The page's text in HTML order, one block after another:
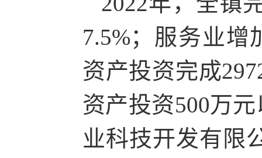
7.5%；服务业增
资产投资完成
资产投资500万
业科技开发有限